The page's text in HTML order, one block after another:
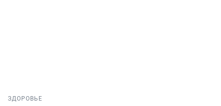
ЗДОРОВЬЕ